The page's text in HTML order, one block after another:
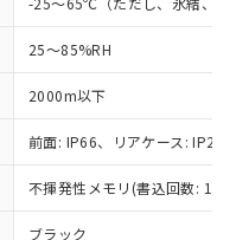
25～85%RH
2000m以下
前面: IP66、リアケース: IP20
不揮発性メモリ(書込回数: 100
ブラック
標準価格はお客
・当社販売員に
店や当社販売拠
ク
」をご確認
格結果を当社の
ス(2-エチルヘキシ
フタル酸ジブチル
酸ジイソブチル
び制御機器に対する
ては閾値を超える意
、 DIBP(フタル酸ジ
ル酸ブチルベンジ
シル)) : 1000ppm
のすべてが基
する場合は、完
法に輸出されな
兵器、ミサイ
器またはその他
造装置等に一切
三者に販売する
び3の内容を当
あり
いが在庫あり
庫状況につ
お取引先、ま
オムロン制御
販売員にご確